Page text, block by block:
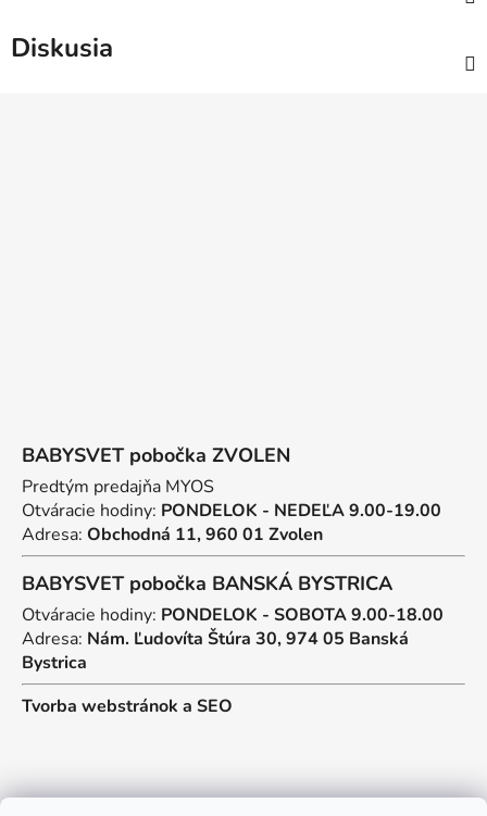
Diskusia
BABYSVET pobočka ZVOLEN
Predtým predajňa MYOS
Otváracie hodiny: PONDELOK - NEDEĽA 9.00-19.00
Adresa: Obchodná 11, 960 01 Zvolen
BABYSVET pobočka BANSKÁ BYSTRICA
Otváracie hodiny: PONDELOK - SOBOTA 9.00-18.00
Adresa: Nám. Ľudovíta Štúra 30, 974 05 Banská
Bystrica
Tvorba webstránok a SEO